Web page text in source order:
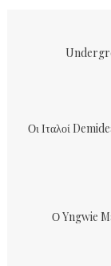
Οι Ιταλοί
Ο Yngwie